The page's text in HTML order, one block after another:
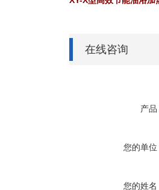
在线咨询
产品
您的单位
您的姓名